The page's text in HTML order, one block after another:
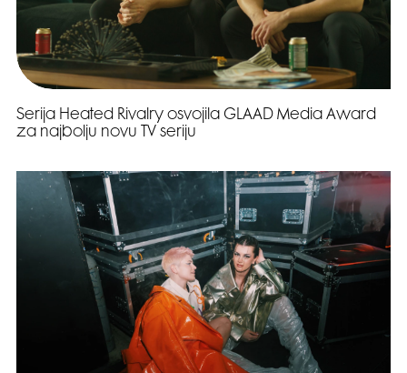
Serija Heated Rivalry osvojila GLAAD Media Award
za najbolju novu TV seriju